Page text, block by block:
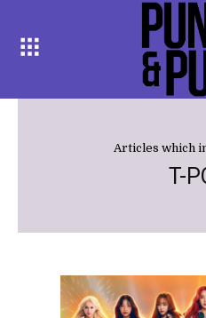
Articles which
T-